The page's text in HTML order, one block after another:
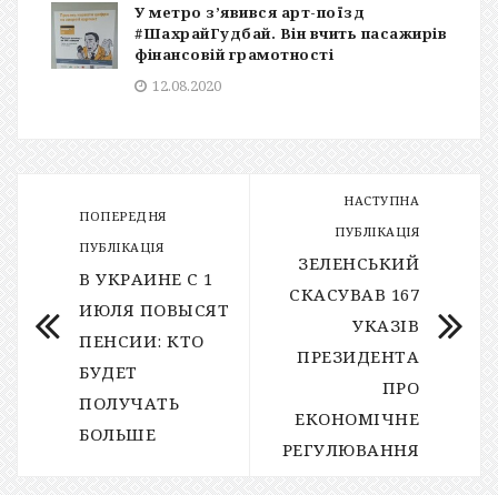
У метро з’явився арт-поїзд
#ШахрайГудбай. Він вчить пасажирів
фінансовій грамотності
12.08.2020
ПОПЕРЕДНЯ
ПУБЛІКАЦІЯ
​В УКРАИНЕ С 1
ИЮЛЯ ПОВЫСЯТ
ПЕНСИИ: КТО
БУДЕТ
ПОЛУЧАТЬ
БОЛЬШЕ
НАСТУПНА
ПУБЛІКАЦІЯ
ЗЕЛЕНСЬКИЙ
СКАСУВАВ 167
УКАЗІВ
ПРЕЗИДЕНТА
ПРО
ЕКОНОМІЧНЕ
РЕГУЛЮВАННЯ